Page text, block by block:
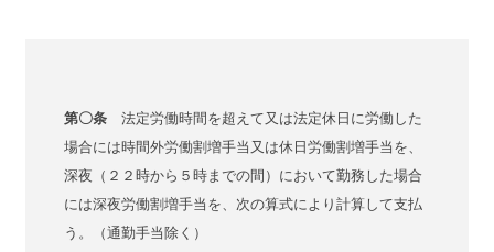
第〇条 法定労働時間を超えて又は法定休日に労働した
場合には時間外労働割増手当又は休日労働割増手当を、
深夜（２２時から５時までの間）において勤務した場合
には深夜労働割増手当を、次の算式により計算して支払
う。（通勤手当除く）